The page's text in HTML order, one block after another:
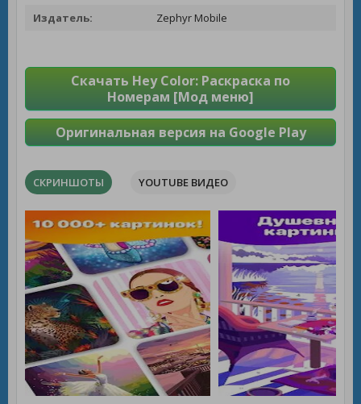
Издатель:
Zephyr Mobile
Скачать Hey Color: Раскраска по
Номерам [Мод меню]
Оригинальная версия на Google Play
СКРИНШОТЫ YOUTUBE ВИДЕО